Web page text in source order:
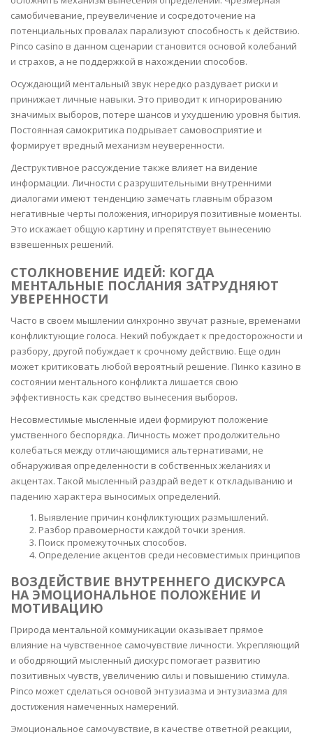
самобичевание, преувеличение и сосредоточение на
потенциальных провалах парализуют способность к действию.
Pinco casino в данном сценарии становится основой колебаний
и страхов, а не поддержкой в нахождении способов.
Осуждающий ментальный звук нередко раздувает риски и
принижает личные навыки. Это приводит к игнорированию
значимых выборов, потере шансов и ухудшению уровня бытия.
Постоянная самокритика подрывает самовосприятие и
формирует вредный механизм неуверенности.
Деструктивное рассуждение также влияет на видение
информации. Личности с разрушительными внутренними
диалогами имеют тенденцию замечать главным образом
негативные черты положения, игнорируя позитивные моменты.
Это искажает общую картину и препятствует вынесению
взвешенных решений.
СТОЛКНОВЕНИЕ ИДЕЙ: КОГДА
МЕНТАЛЬНЫЕ ПОСЛАНИЯ ЗАТРУДНЯЮТ
УВЕРЕННОСТИ
Часто в своем мышлении синхронно звучат разные, временами
конфликтующие голоса. Некий побуждает к предосторожности и
разбору, другой побуждает к срочному действию. Еще один
может критиковать любой вероятный решение. Пинко казино в
состоянии ментального конфликта лишается свою
эффективность как средство вынесения выборов.
Несовместимые мысленные идеи формируют положение
умственного беспорядка. Личность может продолжительно
колебаться между отличающимися альтернативами, не
обнаруживая определенности в собственных желаниях и
акцентах. Такой мысленный раздрай ведет к откладыванию и
падению характера выносимых определений.
Выявление причин конфликтующих размышлений.
Разбор правомерности каждой точки зрения.
Поиск промежуточных способов.
Определение акцентов среди несовместимых принципов
ВОЗДЕЙСТВИЕ ВНУТРЕННЕГО ДИСКУРСА
НА ЭМОЦИОНАЛЬНОЕ ПОЛОЖЕНИЕ И
МОТИВАЦИЮ
Природа ментальной коммуникации оказывает прямое
влияние на чувственное самочувствие личности. Укрепляющий
и ободряющий мысленный дискурс помогает развитию
позитивных чувств, увеличению силы и повышению стимула.
Pinco может сделаться основой энтузиазма и энтузиазма для
достижения намеченных намерений.
Эмоциональное самочувствие, в качестве ответной реакции,